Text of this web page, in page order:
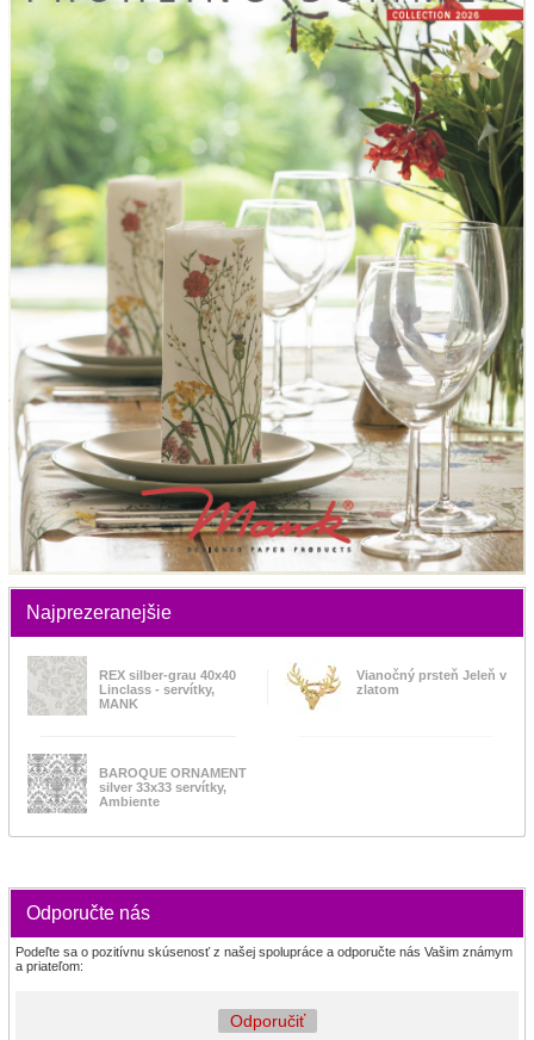
Najprezeranejšie
REX silber-grau 40x40
Linclass - servítky,
MANK
Vianočný prsteň Jeleň v
zlatom
BAROQUE ORNAMENT
silver 33x33 servítky,
Ambiente
Odporučte nás
Podeľte sa o pozitívnu skúsenosť z našej spolupráce a odporučte nás Vašim známym
a priateľom:
Odporučiť